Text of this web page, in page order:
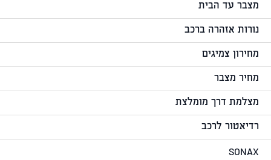
מצבר עד הבית
נורות אזהרה ברכב
מחירון צמיגים
מחיר מצבר
מצלמת דרך מומלצת
רדיאטור לרכב
SONAX